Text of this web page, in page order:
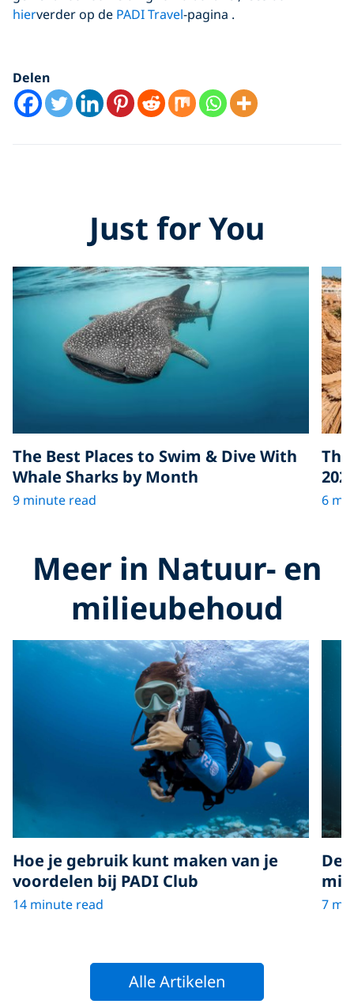
hierverder op de PADI Travel-pagina .
Delen
Just for You
The Best Places to Swim & Dive With
Whale Sharks by Month
9 minute read 6
Meer in Natuur- en
milieubehoud
Hoe je gebruik kunt maken van je
voordelen bij PADI Club
14 minute read
De
7
Alle Artikelen